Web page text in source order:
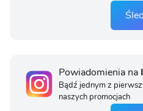
Powiadomienia na
Bądź jednym z
naszych promocjach